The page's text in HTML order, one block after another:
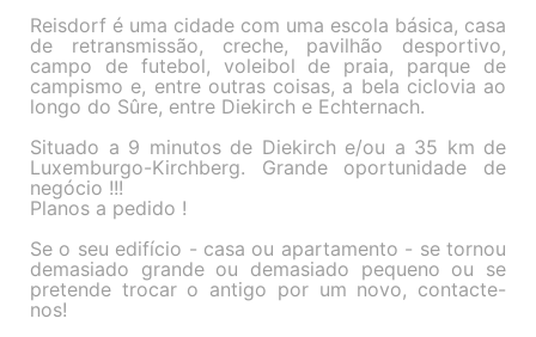
Reisdorf é uma cidade com uma escola básica, casa
de retransmissão, creche, pavilhão desportivo,
campo de futebol, voleibol de praia, parque de
campismo e, entre outras coisas, a bela ciclovia ao
longo do Sûre, entre Diekirch e Echternach.
Situado a 9 minutos de Diekirch e/ou a 35 km de
Luxemburgo-Kirchberg. Grande oportunidade de
negócio !!!
Planos a pedido !
Se o seu edifício - casa ou apartamento - se tornou
demasiado grande ou demasiado pequeno ou se
pretende trocar o antigo por um novo, contacte-
nos!